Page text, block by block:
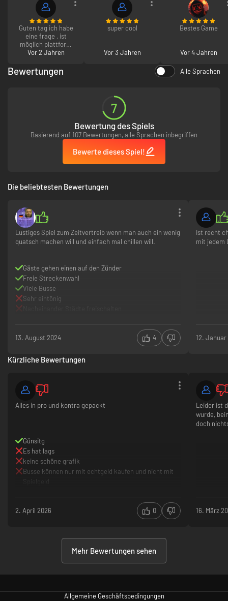
- Frankfurt am Main
- Stuttgart
- Leipzig
- Dresden
- Erfurt
- Würzburg
- Bremen
- Hannover
Busfahrer kann den Bus verlassen
Umfangreiches Auswertungstool
Originalgetreue Durchsagen
Staus, Unfälle und Baustellen
Check-In und Ticketverkauf beim Fahrer
Guten tag ich habe
eine frage , ist
möglich plattform
enden lassen ? Mfg
Vor 2 Jahren
super cool
Vor 3 Jahren
Bestes Game
Vor 4 Jahren
Bewertungen Alle Sprachen
7
Bewertung des Spiels
Basierend auf 107 Bewertungen, alle Sprachen inbegriffen
Bewerte dieses Spiel!
Die beliebtesten Bewertungen
Lustiges Spiel zum Zeitvertreib wenn man auch ein wenig
quatsch machen will und einfach mal chillen will.
Gäste gehen einen auf den Zünder
Freie Streckenwahl
Viele Busse
Sehr eintönig
13. August 2024 4
Ist recht
mit jedem
12.
Kürzliche Bewertungen
Alles in pro und kontra gepackt
Günsitg
Es hat lags
keine schöne grafik
Busse können nur mit echtgeld kaufen und nicht mit
2. April 2026 0
Leider ist
wurde,
doch
16. März
Mehr Bewertungen sehen
Allgemeine Geschäftsbedingungen